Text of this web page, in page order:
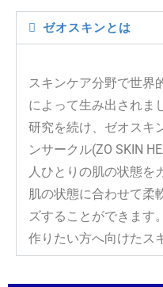
ゼオスキンとは
スキンケア分野で世界
によって生み出されま
研究を続け、ゼオスキ
ンサークル(ZO SKIN
人ひとりの肌の状態を
肌の状態に合わせて柔
ズすることができます
作りたい方へ向けたス